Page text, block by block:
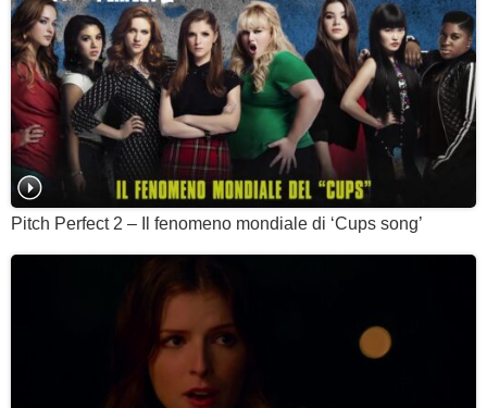
Pitch Perfect 2 – Il fenomeno mondiale di ‘Cups song’